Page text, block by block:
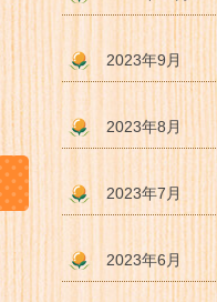
2023年9月
2023年8月
2023年7月
2023年6月